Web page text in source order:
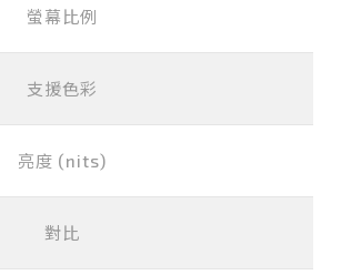
螢幕比例
支援色彩
亮度 (nits)
對比